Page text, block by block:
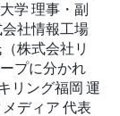
学 理事・副
社情報⼯場
株式会社リ
プに分かれ
リング福岡 運
ディア 代表